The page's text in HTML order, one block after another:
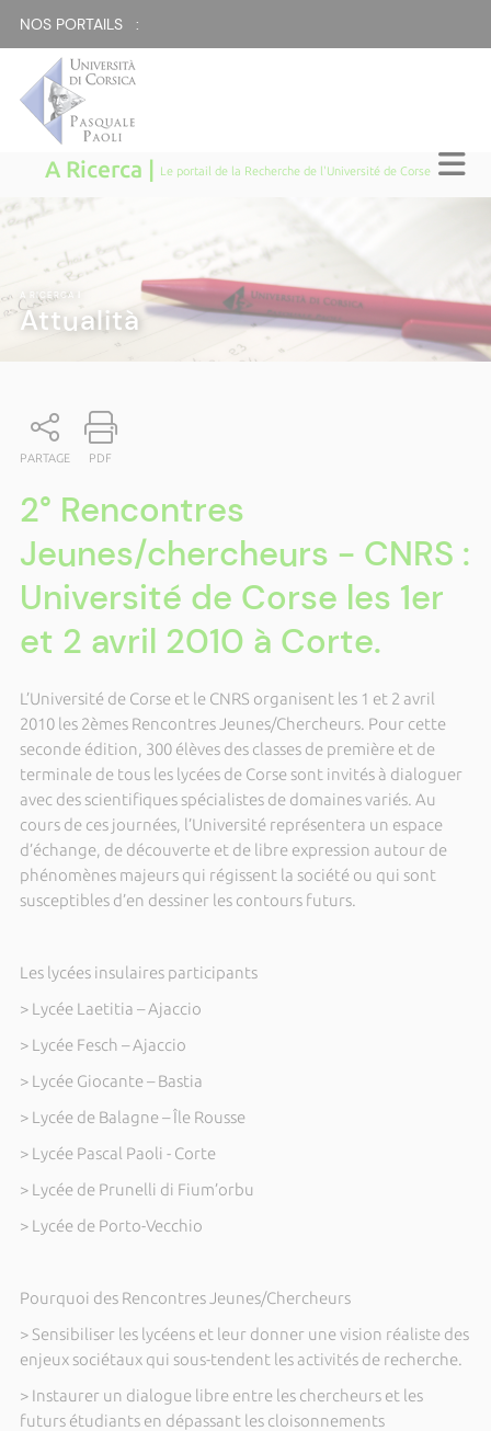
NOS PORTAILS :
A Ricerca | Le portail de la Recherche de l'Université de Corse
A RICERCA
Attualità
PARTAGE PDF
2° Rencontres
Jeunes/chercheurs - CNRS :
Université de Corse les 1er
et 2 avril 2010 à Corte.
L’Université de Corse et le CNRS organisent les 1 et 2 avril
2010 les 2èmes Rencontres Jeunes/Chercheurs. Pour cette
seconde édition, 300 élèves des classes de première et de
terminale de tous les lycées de Corse sont invités à dialoguer
avec des scientifiques spécialistes de domaines variés. Au
cours de ces journées, l’Université représentera un espace
d’échange, de découverte et de libre expression autour de
phénomènes majeurs qui régissent la société ou qui sont
susceptibles d’en dessiner les contours futurs.
Les lycées insulaires participants
> Lycée Laetitia – Ajaccio
> Lycée Fesch – Ajaccio
> Lycée Giocante – Bastia
> Lycée de Balagne – Île Rousse
> Lycée Pascal Paoli - Corte
> Lycée de Prunelli di Fium’orbu
> Lycée de Porto-Vecchio
Pourquoi des Rencontres Jeunes/Chercheurs
> Sensibiliser les lycéens et leur donner une vision réaliste des
enjeux sociétaux qui sous-tendent les activités de recherche.
> Instaurer un dialogue libre entre les chercheurs et les
futurs étudiants en dépassant les cloisonnements